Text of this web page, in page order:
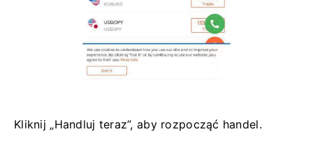
Kliknij „Handluj teraz”, aby rozpocząć handel.